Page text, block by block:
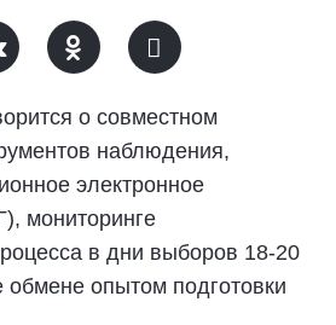
о совместном
наблюдения,
электронное
мониторинге
в дни выборов 18-20
обмене опытом подготовки